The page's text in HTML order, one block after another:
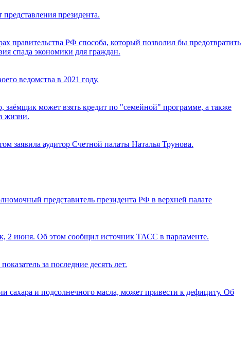
президента.
правительства РФ способа, который позволил бы предотвратить
спада экономики для граждан.
ведомства в 2021 году.
заёмщик может взять кредит по "семейной" программе, а также
жизни.
заявила аудитор Счетной палаты Наталья Трунова.
представитель президента РФ в верхней палате
2 июня. Об этом сообщил источник ТАСС в парламенте.
за последние десять лет.
сахара и подсолнечного масла, может привести к дефициту. Об